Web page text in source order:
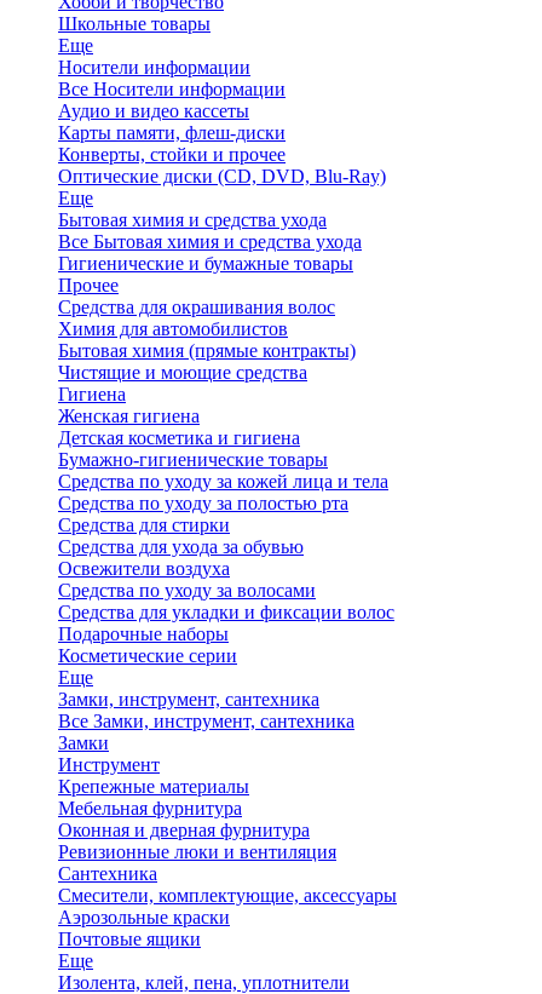
Школьные товары
Еще
Носители информации
Все Носители информации
Аудио и видео кассеты
Карты памяти, флеш-диски
Конверты, стойки и прочее
Оптические диски (CD, DVD, Blu-Ray)
Еще
Бытовая химия и средства ухода
Все Бытовая химия и средства ухода
Гигиенические и бумажные товары
Прочее
Средства для окрашивания волос
Химия для автомобилистов
Бытовая химия (прямые контракты)
Чистящие и моющие средства
Гигиена
Женская гигиена
Детская косметика и гигиена
Бумажно-гигиенические товары
Средства по уходу за кожей лица и тела
Средства по уходу за полостью рта
Средства для стирки
Средства для ухода за обувью
Освежители воздуха
Средства по уходу за волосами
Средства для укладки и фиксации волос
Подарочные наборы
Косметические серии
Еще
Замки, инструмент, сантехника
Все Замки, инструмент, сантехника
Замки
Инструмент
Крепежные материалы
Мебельная фурнитура
Оконная и дверная фурнитура
Ревизионные люки и вентиляция
Сантехника
Смесители, комплектующие, аксессуары
Аэрозольные краски
Почтовые ящики
Еще
Изолента, клей, пена, уплотнители